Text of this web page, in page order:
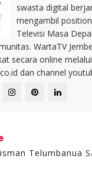
swasta digital
mengambil
Televisi Masa
WartaTV
secara online melalui
dan channel
Telumbanua